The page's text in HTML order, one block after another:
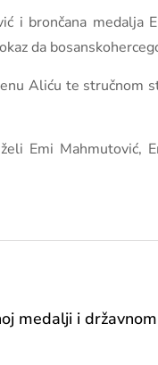
i brončana
da
Aliću te stručnom
Emi Mahmutović,